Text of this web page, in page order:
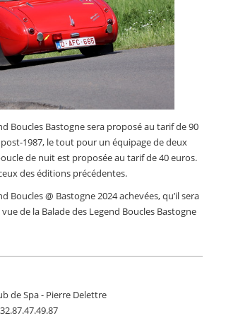
Boucles Bastogne sera proposé au tarif de 90
1987, le tout pour un équipage de deux
de nuit est proposée au tarif de 40 euros.
des éditions précédentes.
Boucles @ Bastogne 2024 achevées, qu’il sera
de la Balade des Legend Boucles Bastogne
de Spa - Pierre Delettre